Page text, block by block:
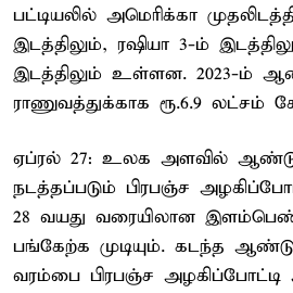
பட்டியலில் அமெரிக்கா
இடத்திலும், ரஷியா 3-ம்
இடத்திலும் உள்ளன. 2023-ம்
ராணுவத்துக்காக ரூ.6.9 லட்சம்
ஏப்ரல் 27: உலக அளவில்
நடத்தப்படும் பிரபஞ்ச
28 வயது வரையிலான
பங்கேற்க முடியும். கடந்த
வரம்பை பிரபஞ்ச அழகிப்போட்டி